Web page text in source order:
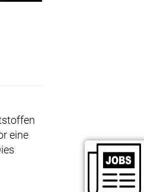
eine